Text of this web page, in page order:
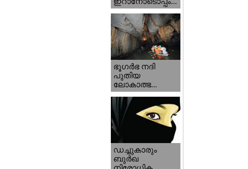
ഭൂഗര്‍ഭ നദി
പുതിയ
ലോകാത്ഭ...
ഡച്ചുകാരും
ബുര്‍ഖ